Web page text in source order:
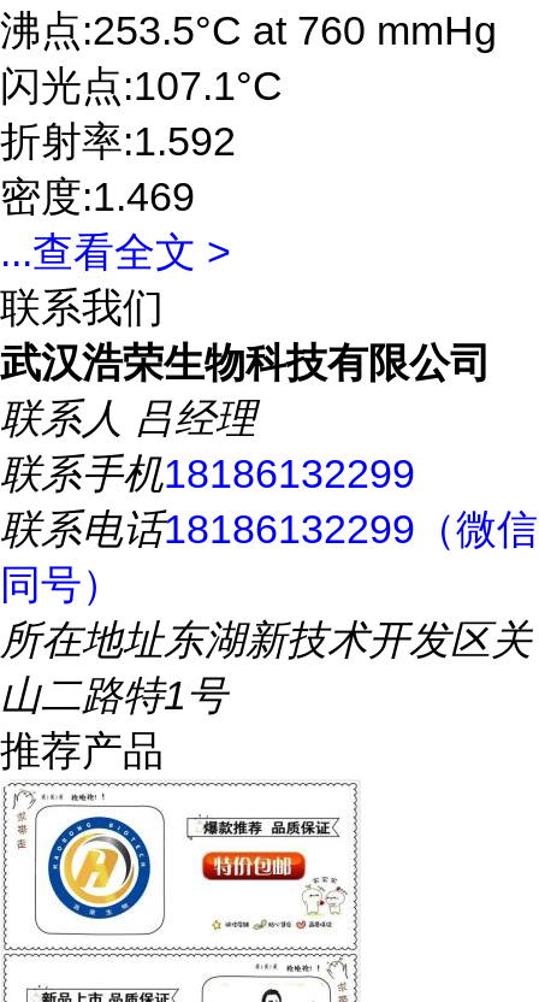
沸点:253.5°C at 760 mmHg
闪光点:107.1°C
折射率:1.592
密度:1.469
...查看全文 >
联系我们
武汉浩荣生物科技有限公司
联系人 吕经理
联系手机18186132299
联系电话18186132299（微信
同号）
所在地址东湖新技术开发区关
山二路特1号
推荐产品